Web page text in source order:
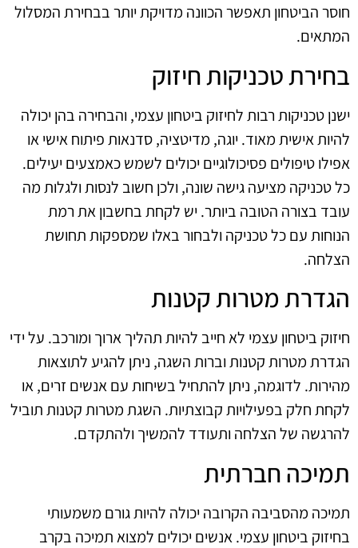
חוסר הביטחון תאפשר הכוונה מדויקת יותר בבחירת המסלול
המתאים.
בחירת טכניקות חיזוק
ישנן טכניקות רבות לחיזוק ביטחון עצמי, והבחירה בהן יכולה
להיות אישית מאוד. יוגה, מדיטציה, סדנאות פיתוח אישי או
אפילו טיפולים פסיכולוגיים יכולים לשמש כאמצעים יעילים.
כל טכניקה מציעה גישה שונה, ולכן חשוב לנסות ולגלות מה
עובד בצורה הטובה ביותר. יש לקחת בחשבון את רמת
הנוחות עם כל טכניקה ולבחור באלו שמספקות תחושת
הצלחה.
הגדרת מטרות קטנות
חיזוק ביטחון עצמי לא חייב להיות תהליך ארוך ומורכב. על ידי
הגדרת מטרות קטנות וברות השגה, ניתן להגיע לתוצאות
מהירות. לדוגמה, ניתן להתחיל בשיחות עם אנשים זרים, או
לקחת חלק בפעילויות קבוצתיות. השגת מטרות קטנות תוביל
להרגשה של הצלחה ותעודד להמשיך ולהתקדם.
תמיכה חברתית
תמיכה מהסביבה הקרובה יכולה להיות גורם משמעותי
בחיזוק ביטחון עצמי. אנשים יכולים למצוא תמיכה בקרב